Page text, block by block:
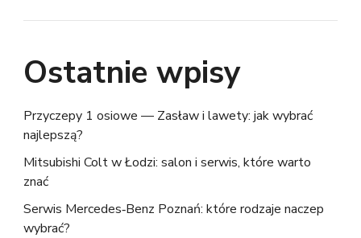
Ostatnie wpisy
Przyczepy 1 osiowe — Zasław i lawety: jak wybrać
najlepszą?
Mitsubishi Colt w Łodzi: salon i serwis, które warto
znać
Serwis Mercedes‑Benz Poznań: które rodzaje naczep
wybrać?